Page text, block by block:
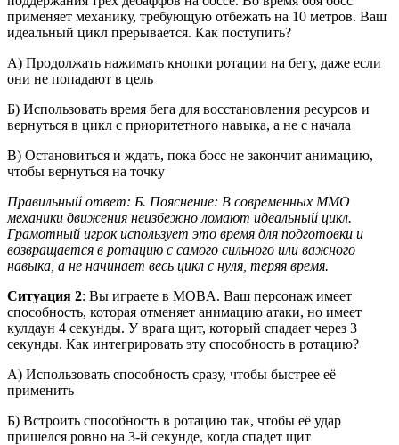
применяет механику, требующую отбежать на 10 метров. Ваш
идеальный цикл прерывается. Как поступить?
А) Продолжать нажимать кнопки ротации на бегу, даже если
они не попадают в цель
Б) Использовать время бега для восстановления ресурсов и
вернуться в цикл с приоритетного навыка, а не с начала
В) Остановиться и ждать, пока босс не закончит анимацию,
чтобы вернуться на точку
Правильный ответ: Б. Пояснение: В современных MMO
механики движения неизбежно ломают идеальный цикл.
Грамотный игрок использует это время для подготовки и
возвращается в ротацию с самого сильного или важного
навыка, а не начинает весь цикл с нуля, теряя время.
Ситуация 2: Вы играете в MOBA. Ваш персонаж имеет
способность, которая отменяет анимацию атаки, но имеет
кулдаун 4 секунды. У врага щит, который спадает через 3
секунды. Как интегрировать эту способность в ротацию?
А) Использовать способность сразу, чтобы быстрее её
применить
Б) Встроить способность в ротацию так, чтобы её удар
пришелся ровно на 3-й секунде, когда спадет щит